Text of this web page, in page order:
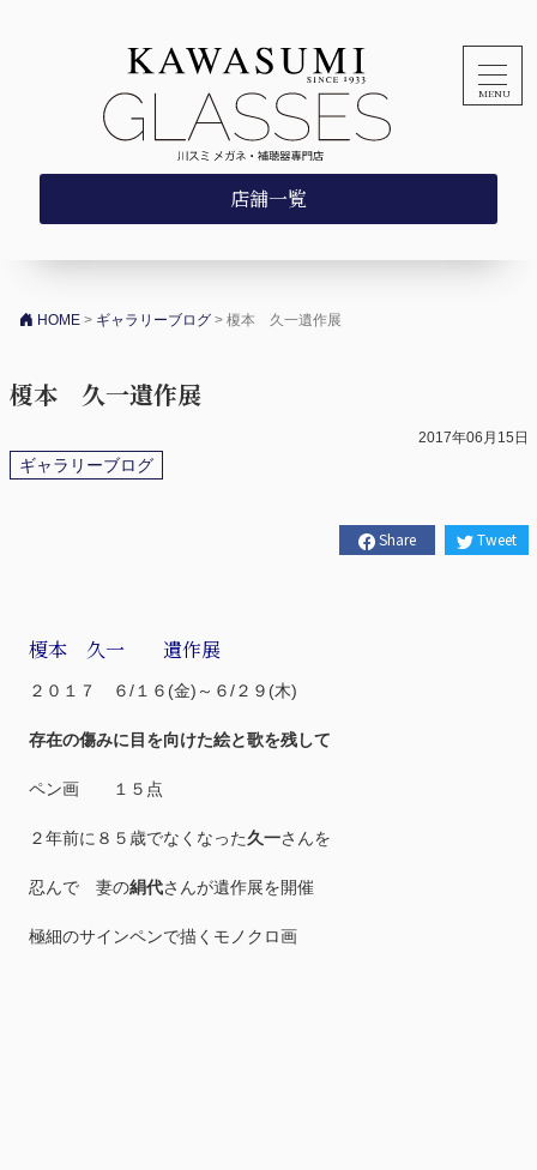
店舗一覧
HOME > ギャラリーブログ >榎本 久一遺作展
榎本 久一遺作展
2017年06月15日
ギャラリーブログ
Share Tweet
榎本 久一 遺作展
２０１７ ６/１６(金)～６/２９(木)
存在の傷みに目を向けた絵と歌を残して
ペン画 １５点
２年前に８５歳でなくなった久一さんを
忍んで 妻の絹代さんが遺作展を開催
極細のサインペンで描くモノクロ画